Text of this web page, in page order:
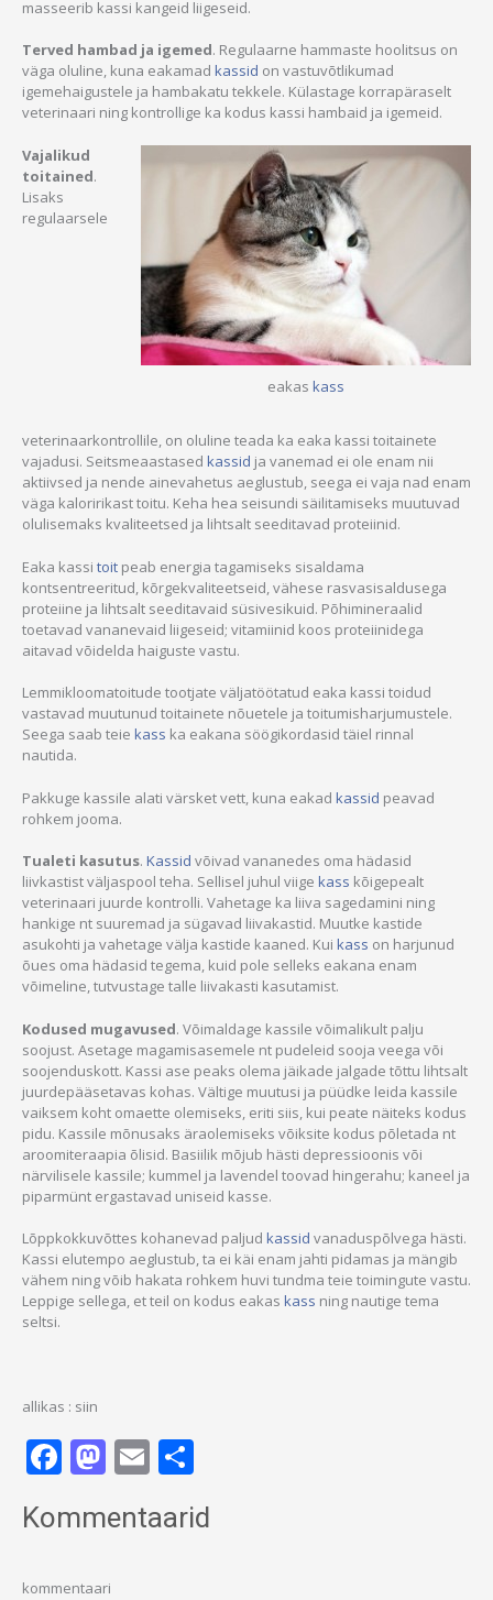
masseerib kassi kangeid liigeseid.
Terved hambad ja igemed. Regulaarne hammaste hoolitsus on
väga oluline, kuna eakamad kassid on vastuvõtlikumad
igemehaigustele ja hambakatu tekkele. Külastage korrapäraselt
veterinaari ning kontrollige ka kodus kassi hambaid ja igemeid.
eakas kass
Vajalikud
toitained.
Lisaks
regulaarsele
veterinaarkontrollile, on oluline teada ka eaka kassi toitainete
vajadusi. Seitsmeaastased kassid ja vanemad ei ole enam nii
aktiivsed ja nende ainevahetus aeglustub, seega ei vaja nad enam
väga kaloririkast toitu. Keha hea seisundi säilitamiseks muutuvad
olulisemaks kvaliteetsed ja lihtsalt seeditavad proteiinid.
Eaka kassi toit peab energia tagamiseks sisaldama
kontsentreeritud, kõrgekvaliteetseid, vähese rasvasisaldusega
proteiine ja lihtsalt seeditavaid süsivesikuid. Põhimineraalid
toetavad vananevaid liigeseid; vitamiinid koos proteiinidega
aitavad võidelda haiguste vastu.
Lemmikloomatoitude tootjate väljatöötatud eaka kassi toidud
vastavad muutunud toitainete nõuetele ja toitumisharjumustele.
Seega saab teie kass ka eakana söögikordasid täiel rinnal
nautida.
Pakkuge kassile alati värsket vett, kuna eakad kassid peavad
rohkem jooma.
Tualeti kasutus. Kassid võivad vananedes oma hädasid
liivkastist väljaspool teha. Sellisel juhul viige kass kõigepealt
veterinaari juurde kontrolli. Vahetage ka liiva sagedamini ning
hankige nt suuremad ja sügavad liivakastid. Muutke kastide
asukohti ja vahetage välja kastide kaaned. Kui kass on harjunud
õues oma hädasid tegema, kuid pole selleks eakana enam
võimeline, tutvustage talle liivakasti kasutamist.
Kodused mugavused. Võimaldage kassile võimalikult palju
soojust. Asetage magamisasemele nt pudeleid sooja veega või
soojenduskott. Kassi ase peaks olema jäikade jalgade tõttu lihtsalt
juurdepääsetavas kohas. Vältige muutusi ja püüdke leida kassile
vaiksem koht omaette olemiseks, eriti siis, kui peate näiteks kodus
pidu. Kassile mõnusaks äraolemiseks võiksite kodus põletada nt
aroomiteraapia õlisid. Basiilik mõjub hästi depressioonis või
närvilisele kassile; kummel ja lavendel toovad hingerahu; kaneel ja
piparmünt ergastavad uniseid kasse.
Lõppkokkuvõttes kohanevad paljud kassid vanaduspõlvega hästi.
Kassi elutempo aeglustub, ta ei käi enam jahti pidamas ja mängib
vähem ning võib hakata rohkem huvi tundma teie toimingute vastu.
Leppige sellega, et teil on kodus eakas kass ning nautige tema
seltsi.
allikas : siin
Facebook
Mastodon
Email
Kommentaarid
kommentaari